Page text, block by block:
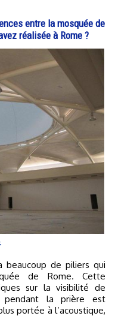
entre la mosquée de
réalisée à Rome ?
beaucoup de piliers qui
de Rome. Cette
sur la visibilité de
pendant la prière est
portée à l’acoustique,